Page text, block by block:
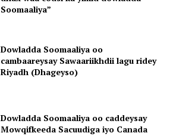
Soomaaliya”
Dowladda Soomaaliya oo
cambaareysay Sawaariikhdii lagu ridey
Riyadh (Dhageyso)
Dowladda Soomaaliya oo caddeysay
Mowqifkeeda Sacuudiga iyo Canada